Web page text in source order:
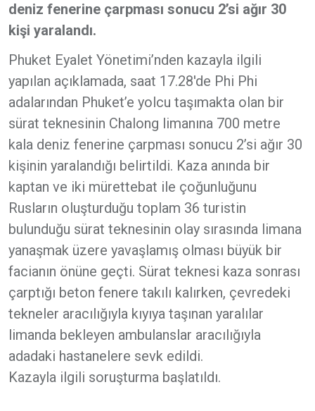
deniz fenerine çarpması sonucu 2’si ağır 30
kişi yaralandı.
Phuket Eyalet Yönetimi’nden kazayla ilgili
yapılan açıklamada, saat 17.28'de Phi Phi
adalarından Phuket’e yolcu taşımakta olan bir
sürat teknesinin Chalong limanına 700 metre
kala deniz fenerine çarpması sonucu 2’si ağır 30
kişinin yaralandığı belirtildi. Kaza anında bir
kaptan ve iki mürettebat ile çoğunluğunu
Rusların oluşturduğu toplam 36 turistin
bulunduğu sürat teknesinin olay sırasında limana
yanaşmak üzere yavaşlamış olması büyük bir
facianın önüne geçti. Sürat teknesi kaza sonrası
çarptığı beton fenere takılı kalırken, çevredeki
tekneler aracılığıyla kıyıya taşınan yaralılar
limanda bekleyen ambulanslar aracılığıyla
adadaki hastanelere sevk edildi.
Kazayla ilgili soruşturma başlatıldı.